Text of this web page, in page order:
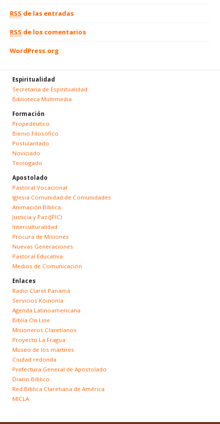
RSS de las entradas
RSS de los comentarios
WordPress.org
Espiritualidad
Secretaría de Espiritualidad
Biblioteca Multimedia
Formación
Propedéutico
Bienio Filosófico
Postulantado
Noviciado
Teologado
Apostolado
Pastoral Vocacional
Iglesia Comunidad de Comunidades
Animación Bíblica
Justicia y Paz (JPIC)
Interculturalidad
Procura de Misiones
Nuevas Generaciones
Pastoral Educativa
Medios de Comunicación
Enlaces
Radio Claret Panamá
Servicios Koinonía
Agenda Latinoamericana
Biblia On Line
Misioneros Claretianos
Proyecto La Fragua
Museo de los mártires
Ciudad redonda
Prefectura General de Apostolado
Diario Bíblico
Red Bíblica Claretiana de América
MICLA